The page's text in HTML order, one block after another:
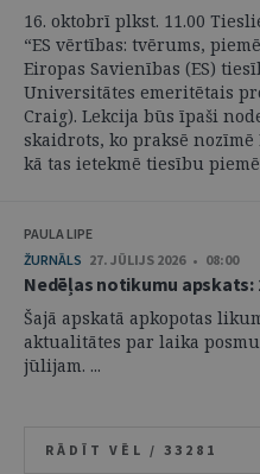
16. oktobrī plkst. 11.00
“ES vērtības: tvērums,
Eiropas Savienības (ES)
Universitātes emeritētais
Craig). Lekcija būs īpaši
skaidrots, ko praksē
kā tas ietekmē tiesību
PAULA LIPE
ŽURNĀLS 27. JŪLIJS 2026 • 08:00
Nedēļas notikumu apskats:
Šajā apskatā apkopotas
aktualitātes par laika posmu
jūlijam. ...
RĀDĪT VĒL / 33281